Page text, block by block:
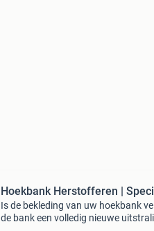
Hoekbank Herstofferen |
Is de bekleding van uw hoekbank
de bank een volledig nieuwe